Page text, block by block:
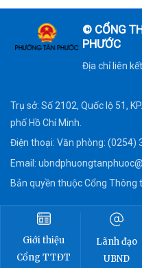
© CỔNG
PHƯỚC
Địa chỉ liên
Trụ sở: Số 2102, Quốc lộ 51,
phố Hồ Chí Minh.
Điện thoại: Văn phòng: (0254)
Email:
Bản quyền thuộc Cổng
Giới thiệu
Cổng TTĐT
Lãnh đạo
UBND